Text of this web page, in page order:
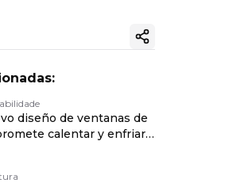
Copiar enlace
diseño de ventanas de
calentar y enfriar